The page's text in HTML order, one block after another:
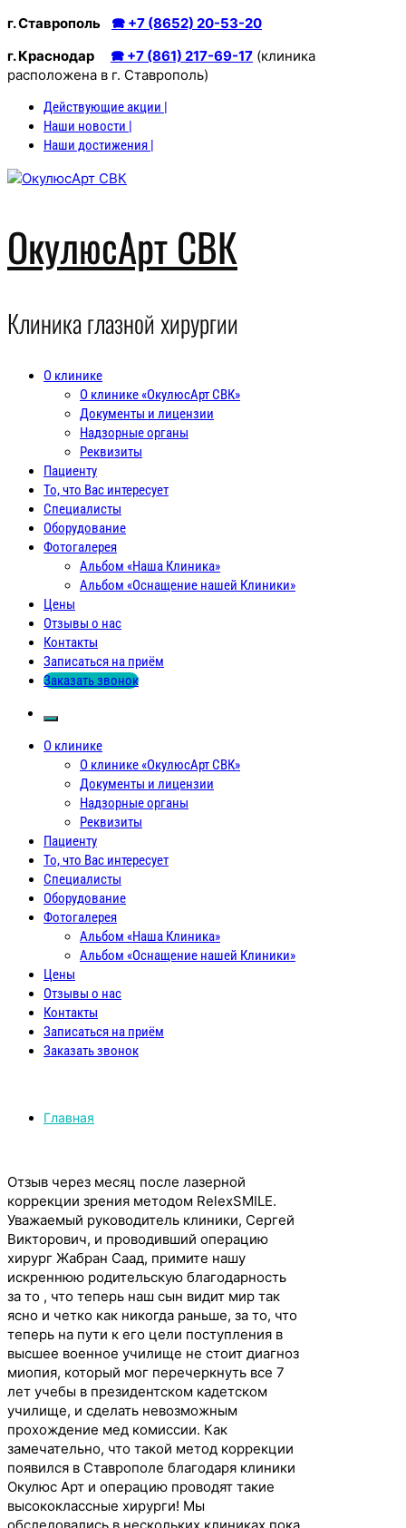
Перейти
содержимому
г. Ставрополь 🕿 +7 (8652) 20-53-20
г. Краснодар 🕿 +7 (861) 217-69-17 (клиника
расположена в г. Ставрополь)
Действующие акции |
Наши новости |
Наши достижения |
ОкулюсАрт СВК
Клиника глазной хирургии
О клинике
О клинике «ОкулюсАрт СВК»
Документы и лицензии
Надзорные органы
Реквизиты
Пациенту
То, что Вас интересует
Специалисты
Оборудование
Фотогалерея
Альбом «Наша Клиника»
Альбом «Оснащение нашей Клиники»
Цены
Отзывы о нас
Контакты
Записаться на приём
Заказать звонок
О клинике
О клинике «ОкулюсАрт СВК»
Документы и лицензии
Надзорные органы
Реквизиты
Пациенту
То, что Вас интересует
Специалисты
Оборудование
Фотогалерея
Альбом «Наша Клиника»
Альбом «Оснащение нашей Клиники»
Цены
Отзывы о нас
Контакты
Записаться на приём
Заказать звонок
Главная
Отзыв через месяц после лазерной
коррекции зрения методом RelexSMILE.
Уважаемый руководитель клиники, Сергей
Викторович, и проводивший операцию
хирург Жабран Саад, примите нашу
искреннюю родительскую благодарность
за то , что теперь наш сын видит мир так
ясно и четко как никогда раньше, за то, что
теперь на пути к его цели поступления в
высшее военное училище не стоит диагноз
миопия, который мог перечеркнуть все 7
лет учебы в президентском кадетском
училище, и сделать невозможным
прохождение мед комиссии. Как
замечательно, что такой метод коррекции
появился в Ставрополе благодаря клиники
Окулюс Арт и операцию проводят такие
высококлассные хирурги! Мы